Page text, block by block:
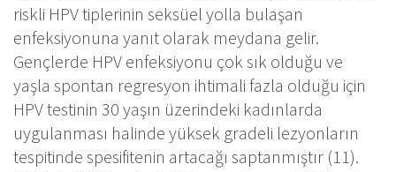
riskli HPV tiplerinin seksüel yolla bulaşan
enfeksiyonuna yanıt olarak meydana gelir.
Gençlerde HPV enfeksiyonu çok sık olduğu ve
yaşla spontan regresyon ihtimali fazla olduğu için
HPV testinin 30 yaşın üzerindeki kadınlarda
uygulanması halinde yüksek gradeli lezyonların
tespitinde spesifitenin artacağı saptanmıştır (11).